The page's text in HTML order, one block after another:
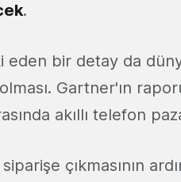
.
bir detay da
Gartner'ın
akıllı telefon
çıkmasının